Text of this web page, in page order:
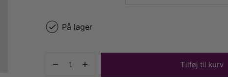
På lager
Tilføj til kurv